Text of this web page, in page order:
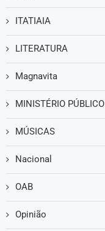
ITATIAIA
LITERATURA
Magnavita
MINISTÉRIO PÚBLICO
MÚSICAS
Nacional
OAB
Opinião